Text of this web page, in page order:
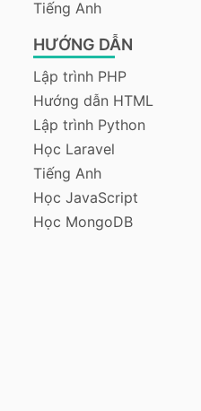
Tiếng Anh
HƯỚNG DẪN
Lập trình PHP
Hướng dẫn HTML
Lập trình Python
Học Laravel
Tiếng Anh
Học JavaScript
Học MongoDB